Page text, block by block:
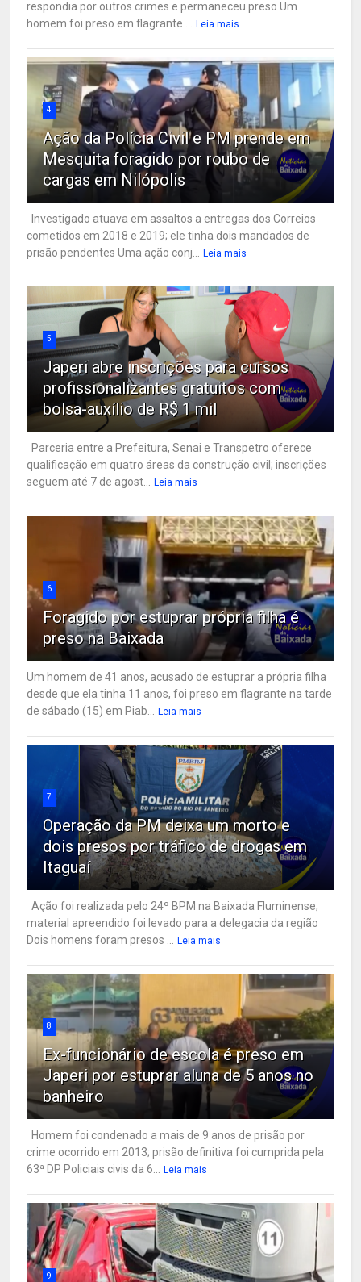
respondia por outros crimes e permaneceu preso Um
homem foi preso em flagrante ...
Leia mais
4
Ação da Polícia Civil e PM prende em
Mesquita foragido por roubo de
cargas em Nilópolis
Investigado atuava em assaltos a entregas dos Correios
cometidos em 2018 e 2019; ele tinha dois mandados de
prisão pendentes Uma ação conj...
Leia mais
5
Japeri abre inscrições para cursos
profissionalizantes gratuitos com
bolsa-auxílio de R$ 1 mil
Parceria entre a Prefeitura, Senai e Transpetro oferece
qualificação em quatro áreas da construção civil; inscrições
seguem até 7 de agost...
Leia mais
6
Foragido por estuprar própria filha é
preso na Baixada
Um homem de 41 anos, acusado de estuprar a própria filha
desde que ela tinha 11 anos, foi preso em flagrante na tarde
de sábado (15) em Piab...
Leia mais
7
Operação da PM deixa um morto e
dois presos por tráfico de drogas em
Itaguaí
Ação foi realizada pelo 24º BPM na Baixada Fluminense;
material apreendido foi levado para a delegacia da região
Dois homens foram presos ...
Leia mais
8
Ex-funcionário de escola é preso em
Japeri por estuprar aluna de 5 anos no
banheiro
Homem foi condenado a mais de 9 anos de prisão por
crime ocorrido em 2013; prisão definitiva foi cumprida pela
63ª DP Policiais civis da 6...
Leia mais
9